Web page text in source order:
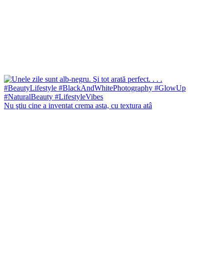
Nu ştiu cine a inventat crema asta, cu textura atâ